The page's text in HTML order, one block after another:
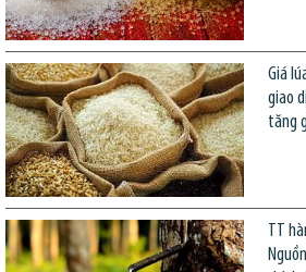
Giá
giao
tăng
TT